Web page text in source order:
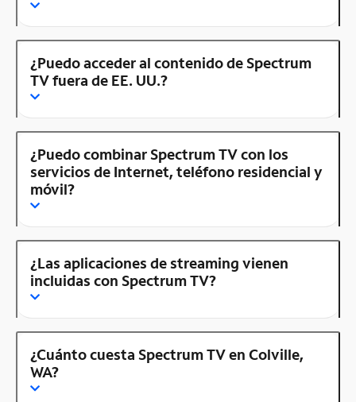
¿Puedo acceder al contenido de Spectrum
TV fuera de EE. UU.?
¿Puedo combinar Spectrum TV con los
servicios de Internet, teléfono residencial y
móvil?
¿Las aplicaciones de streaming vienen
incluidas con Spectrum TV?
¿Cuánto cuesta Spectrum TV en Colville,
WA?